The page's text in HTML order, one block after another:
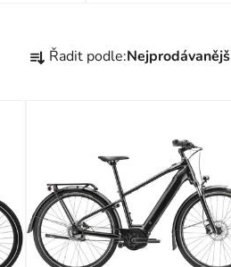
a
r
o
d
Řadit podle: